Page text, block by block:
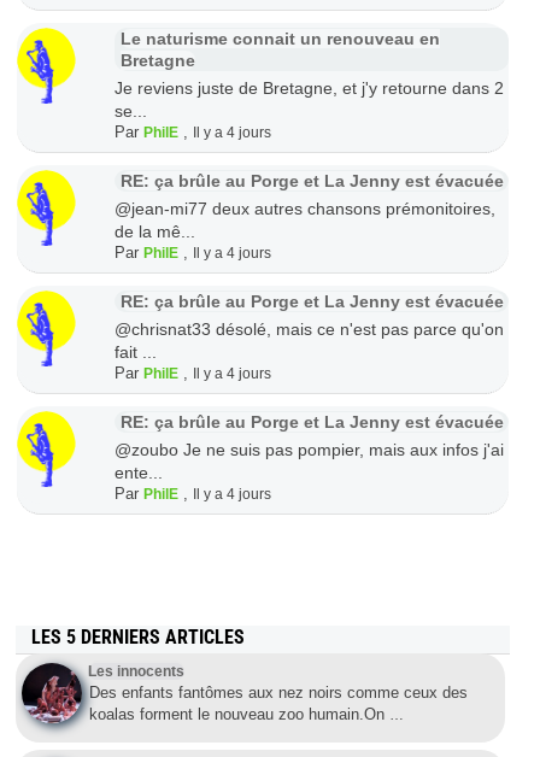
Le naturisme connait un renouveau en
Bretagne
Je reviens juste de Bretagne, et j'y retourne dans 2
se...
ParPhilE Il y a 4 jours
RE: ça brûle au Porge et La Jenny est évacuée
@jean-mi77 deux autres chansons prémonitoires,
de la mê...
ParPhilE Il y a 4 jours
RE: ça brûle au Porge et La Jenny est évacuée
@chrisnat33 désolé, mais ce n'est pas parce qu'on
fait ...
ParPhilE Il y a 4 jours
RE: ça brûle au Porge et La Jenny est évacuée
@zoubo Je ne suis pas pompier, mais aux infos j'ai
ente...
ParPhilE Il y a 4 jours
LES 5 DERNIERS ARTICLES
Les innocents
Des enfants fantômes aux nez noirs comme ceux des
koalas forment le nouveau zoo humain.On …